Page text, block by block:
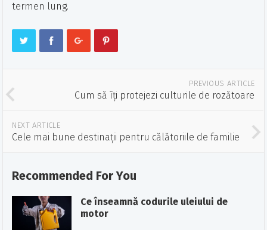
termen lung.
PREVIOUS ARTICLE
Cum să îți protejezi culturile de rozătoare
NEXT ARTICLE
Cele mai bune destinații pentru călătoriile de familie
Recommended For You
Ce înseamnă codurile uleiului de
motor